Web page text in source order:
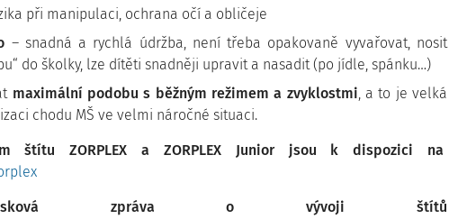
při manipulaci, ochrana očí a obličeje
– snadná a rychlá údržba, není třeba opakovaně vyvařovat, nosit
do školky, lze dítěti snadněji upravit a nasadit (po jídle, spánku…)
maximální podobu s běžným režimem a zvyklostmi, a to je velká
chodu MŠ ve velmi náročné situaci.
štítu ZORPLEX a ZORPLEX Junior jsou k dispozici na
tisková zpráva o vývoji štítů